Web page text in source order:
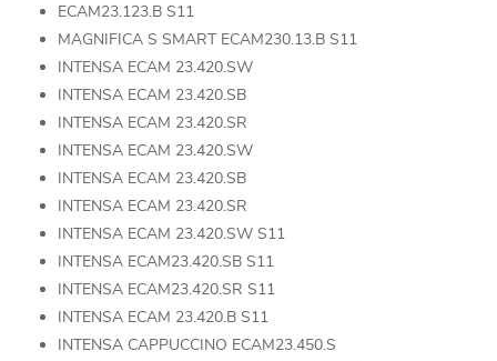
ECAM23.123.B S11
MAGNIFICA S SMART ECAM230.13.B S11
INTENSA ECAM 23.420.SW
INTENSA ECAM 23.420.SB
INTENSA ECAM 23.420.SR
INTENSA ECAM 23.420.SW
INTENSA ECAM 23.420.SB
INTENSA ECAM 23.420.SR
INTENSA ECAM 23.420.SW S11
INTENSA ECAM23.420.SB S11
INTENSA ECAM23.420.SR S11
INTENSA ECAM 23.420.B S11
INTENSA CAPPUCCINO ECAM23.450.S